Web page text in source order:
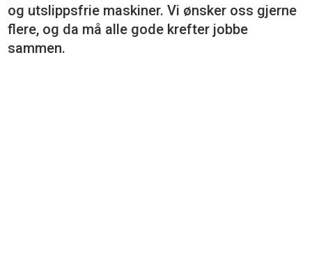
og utslippsfrie maskiner. Vi ønsker oss gjerne
flere, og da må alle gode krefter jobbe
sammen.